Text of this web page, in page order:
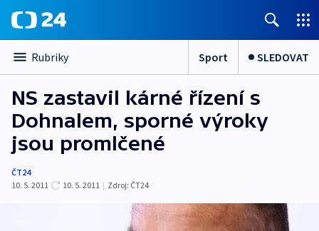
Rubriky Sport SLEDOVAT
NS zastavil kárné řízení s
Dohnalem, sporné výroky
jsou promlčené
ČT24
10. 5. 2011
10. 5. 2011 | Zdroj: ČT24